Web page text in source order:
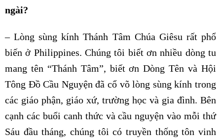
ngài?
– Lòng sùng kính Thánh Tâm Chúa Giêsu rất phổ
biến ở Philippines. Chúng tôi biết ơn nhiều dòng tu
mang tên “Thánh Tâm”, biết ơn Dòng Tên và Hội
Tông Đồ Cầu Nguyện đã cổ võ lòng sùng kính trong
các giáo phận, giáo xứ, trường học và gia đình. Bên
cạnh các buổi canh thức và cầu nguyện vào mỗi thứ
Sáu đầu tháng, chúng tôi có truyền thống tôn vinh